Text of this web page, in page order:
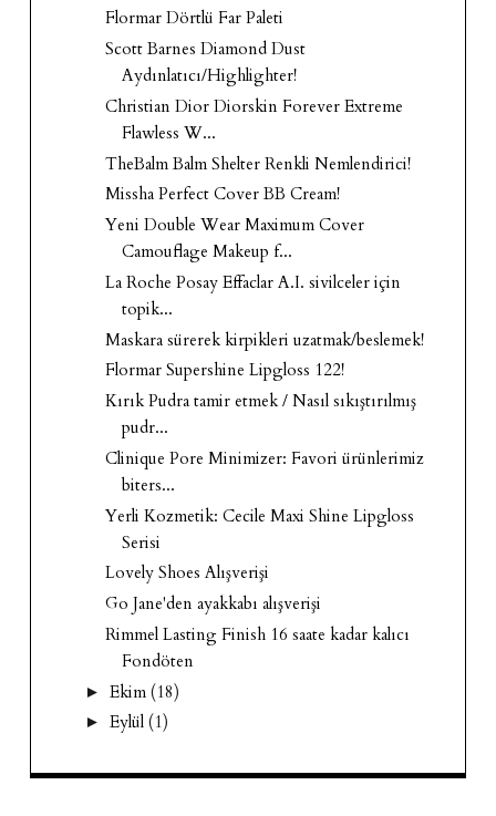
Flormar Dörtlü Far Paleti
Scott Barnes Diamond Dust
Aydınlatıcı/Highlighter!
Christian Dior Diorskin Forever Extreme
Flawless W...
TheBalm Balm Shelter Renkli Nemlendirici!
Missha Perfect Cover BB Cream!
Yeni Double Wear Maximum Cover
Camouflage Makeup f...
La Roche Posay Effaclar A.I. sivilceler için
topik...
Maskara sürerek kirpikleri uzatmak/beslemek!
Flormar Supershine Lipgloss 122!
Kırık Pudra tamir etmek / Nasıl sıkıştırılmış
pudr...
Clinique Pore Minimizer: Favori ürünlerimiz
biters...
Yerli Kozmetik: Cecile Maxi Shine Lipgloss
Serisi
Lovely Shoes Alışverişi
Go Jane'den ayakkabı alışverişi
Rimmel Lasting Finish 16 saate kadar kalıcı
Fondöten
► Ekim (18)
► Eylül (1)